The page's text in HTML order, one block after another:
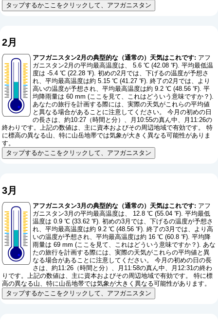
タップするかここをクリックして、アフガニスタン
2月
アフガニスタン2月の典型的な（通常の）天気はこれです: アフ
ガニスタン2月の平均最高温度は、 5.6 ℃ (42.08 ℉). 平均最低温
度は -5.4 ℃ (22.28 ℉). 初めの2月では、下げるの温度が予想さ
れ、平均最高温度は約 5.15 ℃ (41.27 ℉). 終了の2月では、より
高いの温度が予想され、平均最高温度は約 9.2 ℃ (48.56 ℉). 平
均降雨量は 60 mm (ここを見て、これはどういう意味ですか？).
あなたの旅行を計画する際には、実際の天気がこれらの平均値
と異なる場合があることに注意してください。 今月の初めの日
の長さは、約10:27（時間と分）、月10:55の真ん中、月11:26の
終わりです。上記の数値は、主に資本およびその周辺地域で有効です。 特
に標高の異なる山、特に山岳地帯では気象が大きく異なる可能性がありま
す。
タップするかここをクリックして、アフガニスタン
3月
アフガニスタン3月の典型的な（通常の）天気はこれです: アフ
ガニスタン3月の平均最高温度は、 12.8 ℃ (55.04 ℉). 平均最低
温度は 0.9 ℃ (33.62 ℉). 初めの3月では、下げるの温度が予想さ
れ、平均最高温度は約 9.2 ℃ (48.56 ℉). 終了の3月では、より高
いの温度が予想され、平均最高温度は約 16 ℃ (60.8 ℉). 平均降
雨量は 69 mm ( ここを見て、これはどういう意味ですか？). あな
たの旅行を計画する際には、実際の天気がこれらの平均値と異
なる場合があることに注意してください。 今月の初めの日の長
さは、約11:26（時間と分）、月11:58の真ん中、月12:31の終わ
りです。上記の数値は、主に資本およびその周辺地域で有効です。 特に標
高の異なる山、特に山岳地帯では気象が大きく異なる可能性があります。
タップするかここをクリックして、アフガニスタン